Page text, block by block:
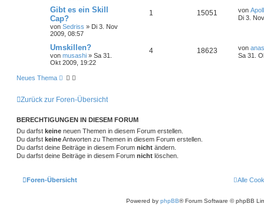
Gibt es ein Skill
Cap?
von Sedriss » Di 3. Nov
2009, 08:57
1 15051 von
Di 3.
Umskillen?
von musashi » Sa 31.
Okt 2009, 19:22
4 18623 von
Sa 31.
Neues Thema
Zurück zur Foren-Übersicht
BERECHTIGUNGEN IN DIESEM FORUM
Du darfst keine neuen Themen in diesem Forum erstellen.
Du darfst keineAntworten zu Themen in diesem Forum erstellen.
Du darfst deine Beiträge in diesem Forum nicht ändern.
Du darfst deine Beiträge in diesem Forum nicht löschen.
Foren-Übersicht Alle
Powered by phpBB® Forum Software © phpBB